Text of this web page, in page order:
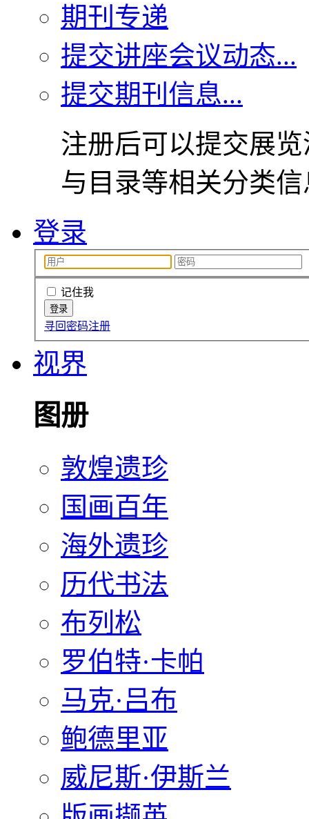
期刊专递
提交讲座会议动态...
提交期刊信息...
注册后可以提交展
与目录等相关分类
登录
记住我
寻回密码注册
视界
图册
敦煌遗珍
国画百年
海外遗珍
历代书法
布列松
罗伯特·卡帕
马克·吕布
鲍德里亚
威尼斯·伊斯兰